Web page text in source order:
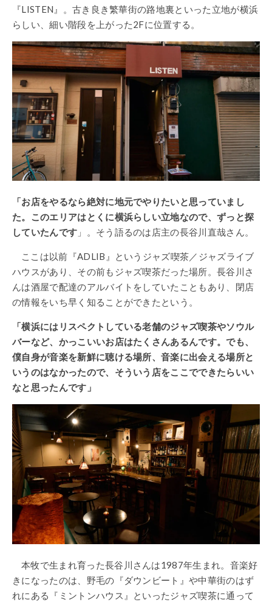
『LISTEN』。古き良き繁華街の路地裏といった立地が横浜
らしい、細い階段を上がった2Fに位置する。
「お店をやるなら絶対に地元でやりたいと思っていまし
た。このエリアはとくに横浜らしい立地なので、ずっと探
していたんです 」。そう語るのは店主の長谷川直哉さん。
ここは以前『ADLIB』というジャズ喫茶／ジャズライブ
ハウスがあり、その前もジャズ喫茶だった場所。長谷川さ
んは酒屋で配達のアルバイトをしていたこともあり、閉店
の情報をいち早く知ることができたという。
「横浜にはリスペクトしている老舗のジャズ喫茶やソウル
バーなど、かっこいいお店はたくさんあるんです。でも、
僕自身が音楽を新鮮に聴ける場所、音楽に出会える場所と
いうのはなかったので、そういう店をここでできたらいい
なと思ったんです」
本牧で生まれ育った長谷川さんは1987年生まれ。音楽好
きになったのは、野毛の『ダウンビート』や中華街のはず
れにある『ミントンハウス』といったジャズ喫茶に通って